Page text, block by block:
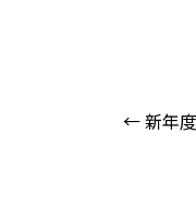
← 新年